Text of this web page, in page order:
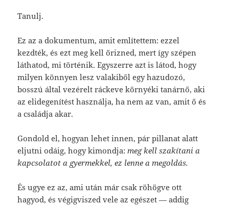
Tanulj.
Ez az a dokumentum, amit említettem: ezzel
kezdték, és ezt meg kell őrizned, mert így szépen
láthatod, mi történik. Egyszerre azt is látod, hogy
milyen könnyen lesz valakiből egy hazudozó,
bosszú által vezérelt ráckeve környéki tanárnő, aki
az elidegenítést használja, ha nem az van, amit ő és
a családja akar.
Gondold el, hogyan lehet innen, pár pillanat alatt
eljutni odáig, hogy kimondja:meg kell szakítani a
kapcsolatot a gyermekkel, ez lenne a megoldás.
És ugye ez az, ami után már csak röhögve ott
hagyod, és végigviszed vele az egészet — addig